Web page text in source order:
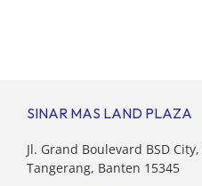
SINAR MAS LAND PLAZA
Jl. Grand Boulevard BSD
Tangerang, Banten 15345